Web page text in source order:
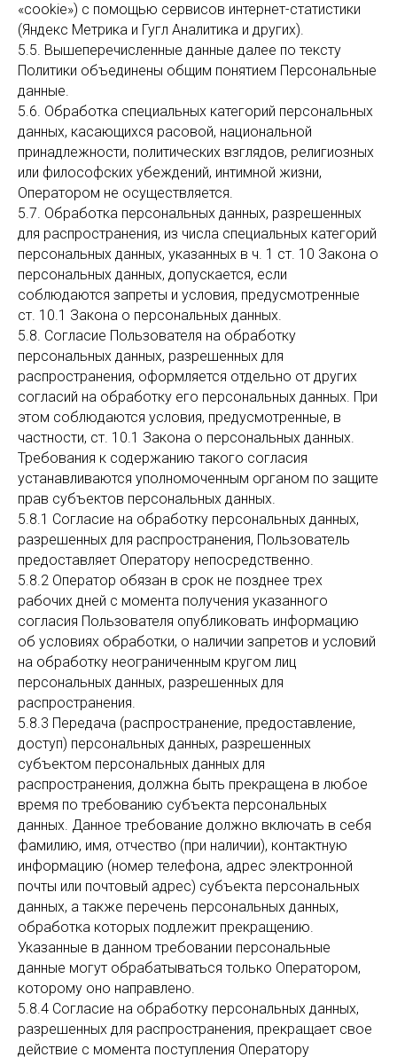
«cookie») с помощью сервисов интернет-статистики
(Яндекс Метрика и Гугл Аналитика и других).
5.5. Вышеперечисленные данные далее по тексту
Политики объединены общим понятием Персональные
данные.
5.6. Обработка специальных категорий персональных
данных, касающихся расовой, национальной
принадлежности, политических взглядов, религиозных
или философских убеждений, интимной жизни,
Оператором не осуществляется.
5.7. Обработка персональных данных, разрешенных
для распространения, из числа специальных категорий
персональных данных, указанных в ч. 1 ст. 10 Закона о
персональных данных, допускается, если
соблюдаются запреты и условия, предусмотренные
ст. 10.1 Закона о персональных данных.
5.8. Согласие Пользователя на обработку
персональных данных, разрешенных для
распространения, оформляется отдельно от других
согласий на обработку его персональных данных. При
этом соблюдаются условия, предусмотренные, в
частности, ст. 10.1 Закона о персональных данных.
Требования к содержанию такого согласия
устанавливаются уполномоченным органом по защите
прав субъектов персональных данных.
5.8.1 Согласие на обработку персональных данных,
разрешенных для распространения, Пользователь
предоставляет Оператору непосредственно.
5.8.2 Оператор обязан в срок не позднее трех
рабочих дней с момента получения указанного
согласия Пользователя опубликовать информацию
об условиях обработки, о наличии запретов и условий
на обработку неограниченным кругом лиц
персональных данных, разрешенных для
распространения.
5.8.3 Передача (распространение, предоставление,
доступ) персональных данных, разрешенных
субъектом персональных данных для
распространения, должна быть прекращена в любое
время по требованию субъекта персональных
данных. Данное требование должно включать в себя
фамилию, имя, отчество (при наличии), контактную
информацию (номер телефона, адрес электронной
почты или почтовый адрес) субъекта персональных
данных, а также перечень персональных данных,
обработка которых подлежит прекращению.
Указанные в данном требовании персональные
данные могут обрабатываться только Оператором,
которому оно направлено.
5.8.4 Согласие на обработку персональных данных,
разрешенных для распространения, прекращает свое
действие с момента поступления Оператору